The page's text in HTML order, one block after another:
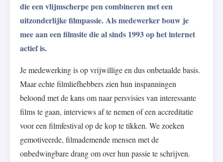
die een vlijmscherpe pen combineren met een
uitzonderlijke filmpassie. Als medewerker bouw je
mee aan een filmsite die al sinds 1993 op het internet
actief is.
Je medewerking is op vrijwillige en dus onbetaalde basis.
Maar echte filmliefhebbers zien hun inspanningen
beloond met de kans om naar persvisies van interessante
films te gaan, interviews af te nemen of een accreditatie
voor een filmfestival op de kop te tikken. We zoeken
gemotiveerde, filmademende mensen met de
onbedwingbare drang om over hun passie te schrijven.